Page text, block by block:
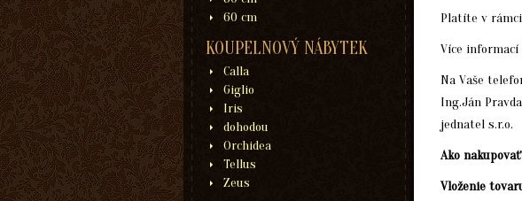
60 cm
KOUPELNOVÝ NÁBYTEK
Calla
Giglio
Iris
dohodou
Orchidea
Tellus
Zeus
Platíte v
Více informací
Na Vaše
Ing.Ján Pravda
jednatel s.r.o.
Ako
Vloženie